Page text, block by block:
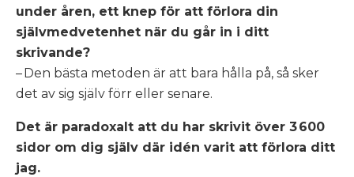
under åren, ett knep för att förlora din
självmedvetenhet när du går in i ditt
skrivande?
– Den bästa metoden är att bara hålla på, så sker
det av sig själv förr eller senare.
Det är paradoxalt att du har skrivit över 3 600
sidor om dig själv där idén varit att förlora ditt
jag.